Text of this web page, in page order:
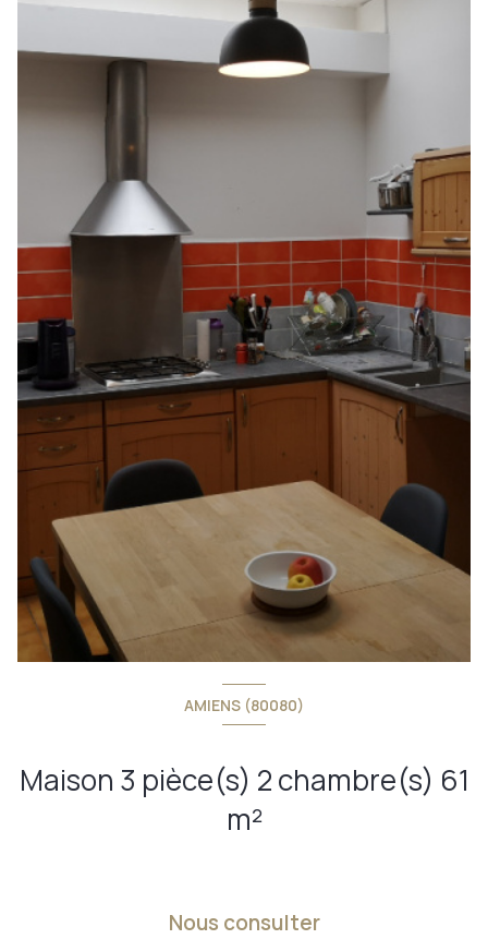
AMIENS (80080)
Maison 3 pièce(s) 2 chambre(s) 61
m²
Nous consulter